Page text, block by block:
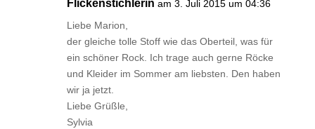
Flickenstichlerin am 3. Juli 2015 um 04:36
Liebe Marion,
der gleiche tolle Stoff wie das Oberteil, was für
ein schöner Rock. Ich trage auch gerne Röcke
und Kleider im Sommer am liebsten. Den haben
wir ja jetzt.
Liebe Grüßle,
Sylvia